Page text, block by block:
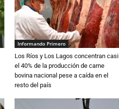
Informando Primero
Los Ríos y Los Lagos concentran casi
el 40% de la producción de carne
bovina nacional pese a caída en el
resto del país